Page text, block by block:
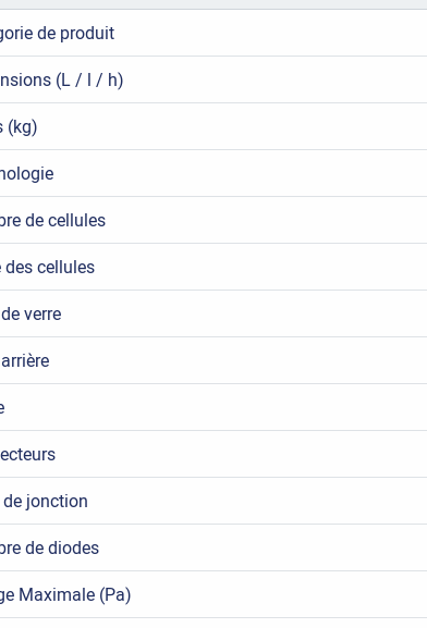
de produit
(L / l / h)
(kg)
de cellules
des cellules
verre
jonction
de diodes
Maximale (Pa)